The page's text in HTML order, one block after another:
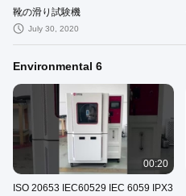
靴の滑り試験機
July 30, 2020
Environmental 6
00:20
ISO 20653 IEC60529 IEC 6059 IPX3